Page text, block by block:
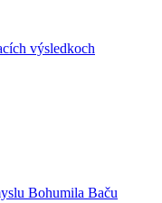
výsledkoch
Bohumila Baču